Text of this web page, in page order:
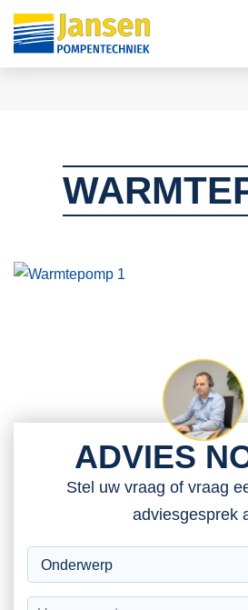
ADVIES
Stel uw vraag of vraag
adviesgesprek